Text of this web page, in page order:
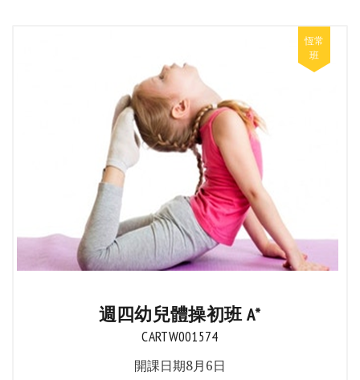
週四幼兒體操初班 A*
CARTW001574
開課日期8月6日